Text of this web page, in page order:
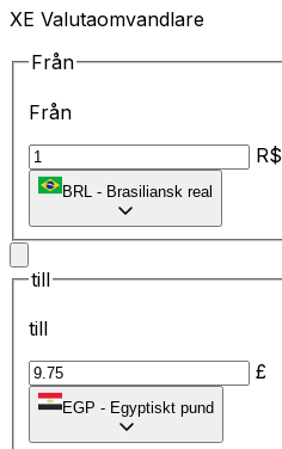
XE Valutaomvandlare
Från
Från
R$
BRL - Brasiliansk real
till
till
£
EGP - Egyptiskt pund